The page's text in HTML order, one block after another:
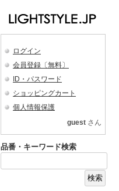
ログイン
会員登録〔無料〕
ID・パスワード
ショッピングカート
個人情報保護
guest さん
品番・キーワード検索